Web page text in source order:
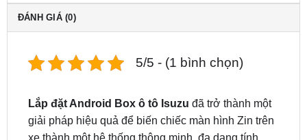
Lắp đặt Android Box ô tô Isuzuđã trở thành một
xe thành một hệ thống thông minh, đa dạng tính
năng, mang lại trải nghiệm hoàn toàn mới mẻ cho
người lái và hành khách. Android box là sự tối ưu